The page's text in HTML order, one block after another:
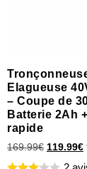
Elagueuse
– Coupe de
Batterie 2Ah
rapide
169.99€ 119.99€